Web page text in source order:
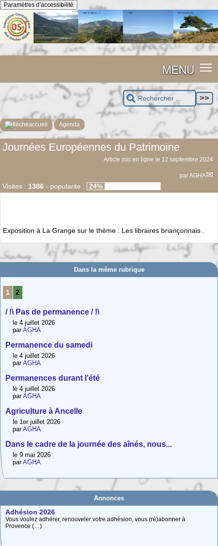
Panneau de gestion des cookies
Paramètres d’accessibilité
MENU
accueil Agenda
Journées Européennes du Patrimoine
Article mis en ligne le 12 septembre 2024
parAGHA
Visites : 1386 - popularite : 24%
Exposition à La Grange sur le thème : Les libraires briançonnais .
Dans la même rubrique
1 2
/ !\ Pas de permanence / !\
le 4 juillet 2026
parAGHA
Permanence du samedi
le 4 juillet 2026
parAGHA
Permanences durant l’été
le 4 juillet 2026
parAGHA
Agriculture à Ancelle
le 1er juillet 2026
parAGHA
Dans le cadre de la journée des aînés, nous...
le 9 mai 2026
parAGHA
Annonces
Adhésion 2026
Vous voulez adhérer, renouveler votre adhésion, vous (ré)abonner à
Provence (…)